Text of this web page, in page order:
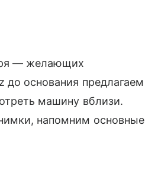
— желающих
до основания предлагаем
машину вблизи.
напомним основные